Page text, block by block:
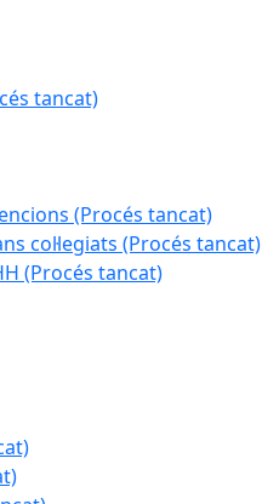
tancat)
(Procés tancat)
col·legiats (Procés tancat)
(Procés tancat)